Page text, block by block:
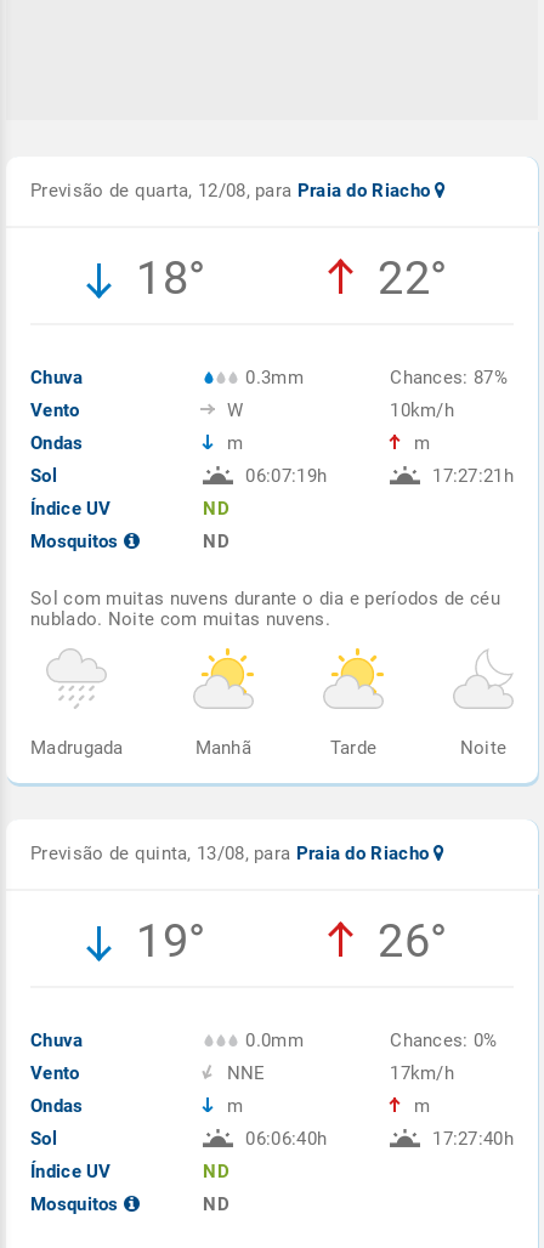
Previsão de quarta, 12/08, para Praia do Riacho
18° 22°
Chuva
Vento
Ondas
Sol
Índice UV
Mosquitos
0.3mm
W
m
06:07:19h
ND
ND
Chances: 87%
10km/h
m
17:27:21h
Sol com muitas nuvens durante o dia e períodos de céu
nublado. Noite com muitas nuvens.
Madrugada Manhã Tarde Noite
Previsão de quinta, 13/08, para Praia do Riacho
19° 26°
Chuva
Vento
Ondas
Sol
Índice UV
Mosquitos
0.0mm
NNE
m
06:06:40h
ND
ND
Chances: 0%
17km/h
m
17:27:40h